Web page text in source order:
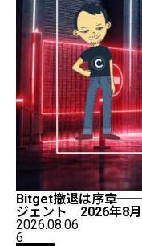
Bitget撤退は序章──
ジェント 2026年8
2026.08.06
6